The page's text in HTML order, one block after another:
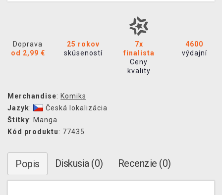
Doprava
od 2,99 €
25 rokov
skúseností
7x
finalista
Ceny
kvality
4600
výdajní
Merchandise: Komiks
Jazyk:
Česká lokalizácia
Štítky: Manga
Kód produktu: 77435
Popis Diskusia (0) Recenzie (0)